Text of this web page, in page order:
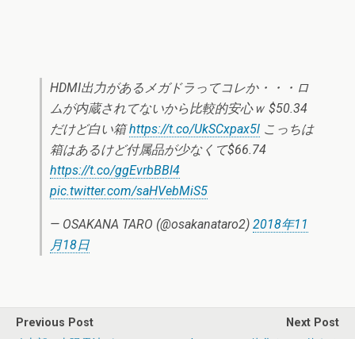
HDMI出力があるメガドラってコレか・・・ロ
ムが内蔵されてないから比較的安心ｗ $50.34
だけど白い箱https://t.co/UkSCxpax5l こっちは
箱はあるけど付属品が少なくて$66.74
https://t.co/ggEvrbBBl4
pic.twitter.com/saHVebMiS5
— OSAKANA TARO (@osakanataro2) 2018年11
月18日
Previous Post
Next Post